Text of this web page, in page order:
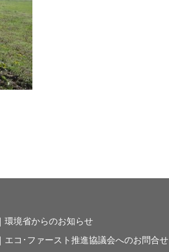
｜環境省からのお知らせ
｜エコ･ファースト推進協議会へのお問合せ